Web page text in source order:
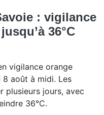
: vigilance
36°C
vigilance orange
août à midi. Les
plusieurs jours, avec
36°C.